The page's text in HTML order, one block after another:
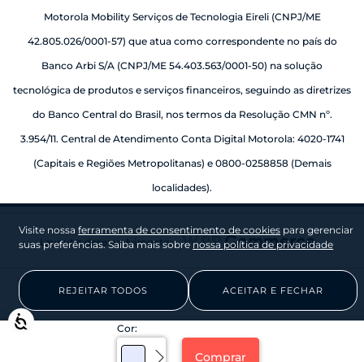
Acessibilidade
Cor:
Comprar
Motorola Mobility Serviços de Tecnologia Eireli (CNPJ/ME
42.805.026/0001-57) que atua como correspondente no país do
Banco Arbi S/A (CNPJ/ME 54.403.563/0001-50) na solução
tecnológica de produtos e serviços financeiros, seguindo as diretrizes
do Banco Central do Brasil, nos termos da Resolução CMN nº.
3.954/11. Central de Atendimento Conta Digital Motorola: 4020-1741
(Capitais e Regiões Metropolitanas) e 0800-0258858 (Demais
localidades).
Layout e desenvolvimento:
Visite nossa ferramenta de consentimento de cookies para gerenciar
suas preferências. Saiba mais sobre nossa política de privacidade
REJEITAR TODOS ACEITAR E FECHAR